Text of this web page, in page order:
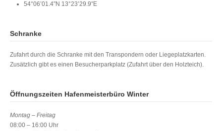
54°06’01.4″N 13°23’29.9″E
Schranke
Zufahrt durch die Schranke mit den Transpondern oder Liegeplatzkarten.
Zusätzlich gibt es einen Besucherparkplatz (Zufahrt über den Holzteich).
Öffnungszeiten Hafenmeisterbüro Winter
Montag – Freitag
08:00 – 16:00 Uhr